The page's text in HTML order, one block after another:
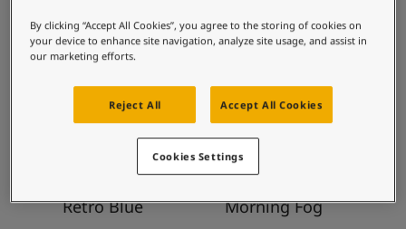
ការបំផុសគំនិតពីផ្នែកខាងក្នុងផ្ទះ
ការបំផុសគំនិតពីផ្នែកខាងក្រៅផ្ទះ
លាបពណ៌ផ្ទះរបស់អ្នក
Soulful Spaces - ជម្រើសពណ៌ចុងក្រោយបំផុតពី Jotun
A fresh turquoise blue shade
ការរួមបញ្ចូលពណ៌ដែល
បានណែនាំ
Retro Blue Morning Fog
By clicking “Accept All Cookies”, you agree to the storing of cookies on
your device to enhance site navigation, analyze site usage, and assist in
our marketing efforts.
Reject All Accept All Cookies
Cookies Settings